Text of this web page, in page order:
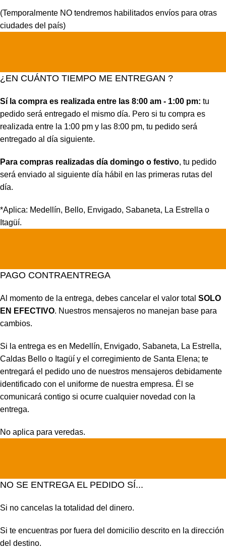
(Temporalmente NO tendremos habilitados envíos para otras
ciudades del país)
¿EN CUÁNTO TIEMPO ME ENTREGAN ?
Sí la compra es realizada entre las 8:00 am - 1:00 pm: tu
pedido será entregado el mismo día. Pero si tu compra es
realizada entre la 1:00 pm y las 8:00 pm, tu pedido será
entregado al día siguiente.
Para compras realizadas día domingo o festivo, tu pedido
será enviado al siguiente día hábil en las primeras rutas del
día.
*Aplica: Medellín, Bello, Envigado, Sabaneta, La Estrella o
Itagüí.
PAGO CONTRAENTREGA
Al momento de la entrega, debes cancelar el valor total SOLO
EN EFECTIVO. Nuestros mensajeros no manejan base para
cambios.
Si la entrega es en Medellín, Envigado, Sabaneta, La Estrella,
Caldas Bello o Itagüí y el corregimiento de Santa Elena; te
entregará el pedido uno de nuestros mensajeros debidamente
identificado con el uniforme de nuestra empresa. Él se
comunicará contigo si ocurre cualquier novedad con la
entrega.
No aplica para veredas.
NO SE ENTREGA EL PEDIDO SÍ...
Si no cancelas la totalidad del dinero.
Si te encuentras por fuera del domicilio descrito en la dirección
del destino.